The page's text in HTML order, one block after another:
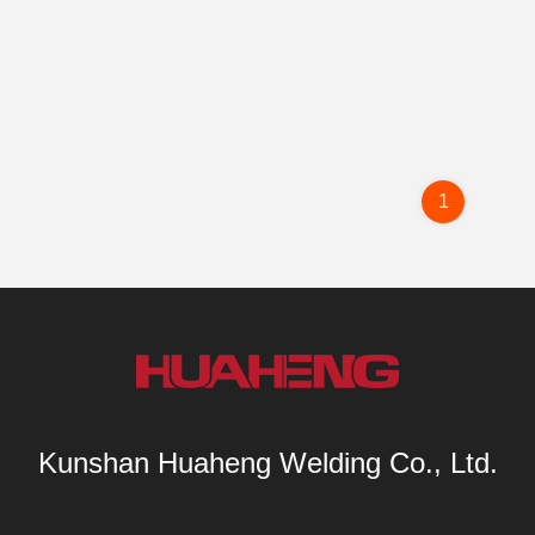
1
Kunshan Huaheng Welding Co., Ltd.